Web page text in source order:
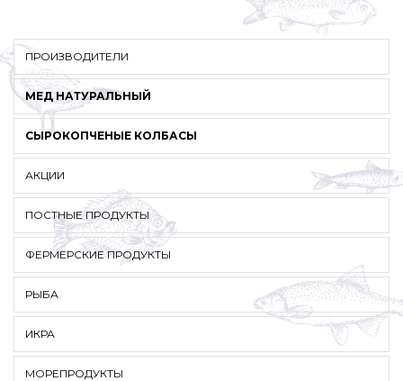
ПРОИЗВОДИТЕЛИ
МЕД НАТУРАЛЬНЫЙ
СЫРОКОПЧЕНЫЕ КОЛБАСЫ
АКЦИИ
ПОСТНЫЕ ПРОДУКТЫ
ФЕРМЕРСКИЕ ПРОДУКТЫ
РЫБА
ИКРА
МОРЕПРОДУКТЫ